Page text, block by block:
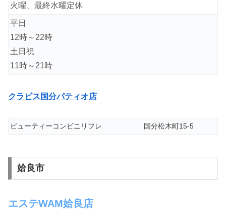
火曜、最終水曜定休
平日
12時～22時
土日祝
11時～21時
クラビス国分パティオ店
ビューティーコンビニリフレ 国分松木町15-5
姶良市
エステWAM姶良店